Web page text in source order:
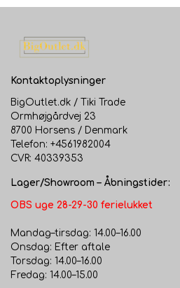
Kontaktoplysninger
BigOutlet.dk / Tiki Trade
Ormhøjgårdvej 23
8700 Horsens / Denmark
Telefon: +4561982004
CVR: 40339353
Lager/Showroom – Åbningstider:
OBS uge 28-29-30 ferielukket
Mandag–tirsdag: 14.00–16.00
Onsdag: Efter aftale
Torsdag: 14.00–16.00
Fredag: 14.00–15.00